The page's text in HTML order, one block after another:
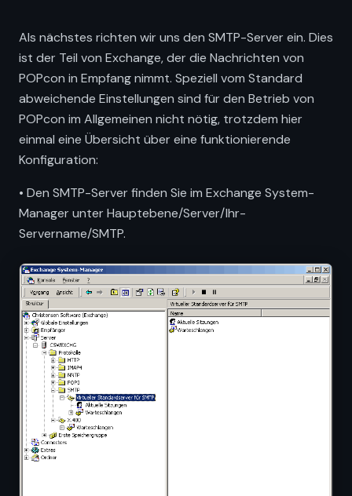
Als nächstes richten wir uns den SMTP-Server ein. Dies
ist der Teil von Exchange, der die Nachrichten von
POPcon in Empfang nimmt. Speziell vom Standard
abweichende Einstellungen sind für den Betrieb von
POPcon im Allgemeinen nicht nötig, trotzdem hier
einmal eine Übersicht über eine funktionierende
Konfiguration:
• Den SMTP-Server finden Sie im Exchange System-
Manager unter Hauptebene/Server/Ihr-
Servername/SMTP.